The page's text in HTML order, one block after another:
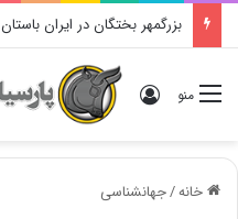
بزرگمهر بختگان در ایران باستان
منو ورود
خانه/جهانشناسی